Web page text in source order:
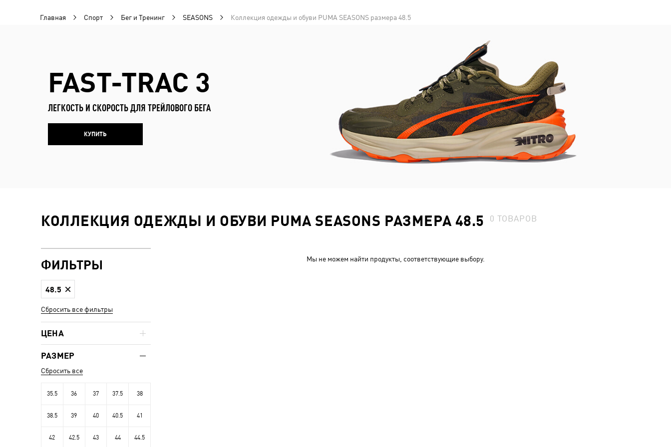
Главная Спорт Бег и Тренинг SEASONS Коллекция одежды и обуви PUMA SEASONS размера 48.5
FAST-TRAC 3
ЛЕГКОСТЬ И СКОРОСТЬ ДЛЯ ТРЕЙЛОВОГО БЕГА
КУПИТЬ
КОЛЛЕКЦИЯ ОДЕЖДЫ И ОБУВИ PUMA SEASONS РАЗМЕРА 48.5 0 ТОВАРОВ
Мы не можем найти продукты, соответствующие выбору.
ФИЛЬТРЫ
48.5
Сбросить все фильтры
ЦЕНА
РАЗМЕР
Сбросить все
35.5 36 37 37.5 38
38.5 39 40 40.5 41
42 42.5 43 44 44.5